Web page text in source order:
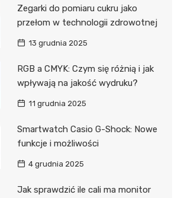
Zegarki do pomiaru cukru jako
przełom w technologii zdrowotnej
13 grudnia 2025
RGB a CMYK: Czym się różnią i jak
wpływają na jakość wydruku?
11 grudnia 2025
Smartwatch Casio G-Shock: Nowe
funkcje i możliwości
4 grudnia 2025
Jak sprawdzić ile cali ma monitor